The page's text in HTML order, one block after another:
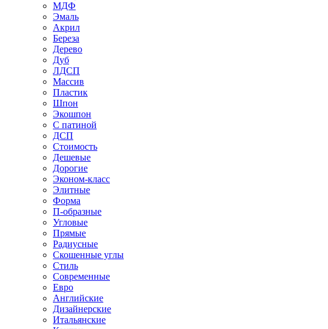
МДФ
Эмаль
Акрил
Береза
Дерево
Дуб
ЛДСП
Массив
Пластик
Шпон
Экошпон
С патиной
ДСП
Стоимость
Дешевые
Дорогие
Эконом-класс
Элитные
Форма
П-образные
Угловые
Прямые
Радиусные
Скошенные углы
Стиль
Современные
Евро
Английские
Дизайнерские
Итальянские